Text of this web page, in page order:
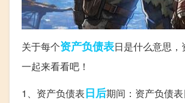
关于每个资产负债表日是什么意思
一起来看看吧！
1、资产负债表日后期间：资产负债